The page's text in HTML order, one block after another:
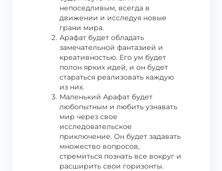
непоседливым, всегда в
движении и исследуя новые
грани мира.
Арафат будет обладать
замечательной фантазией и
креативностью. Его ум будет
полон ярких идей, и он будет
стараться реализовать каждую
из них.
Маленький Арафат будет
любопытным и любить узнавать
мир через свое
исследовательское
приключение. Он будет задавать
множество вопросов,
стремиться познать все вокруг и
расширить свои горизонты.